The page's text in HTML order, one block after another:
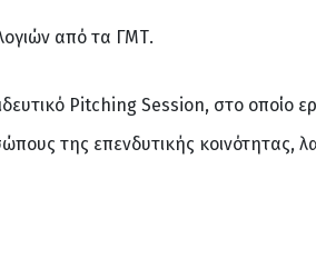
από τα ΓΜΤ.
Pitching Session, στο οποίο
της επενδυτικής